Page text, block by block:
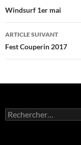
des
articles
Windsurf 1er mai
ARTICLE SUIVANT
Fest Couperin 2017
Rechercher :